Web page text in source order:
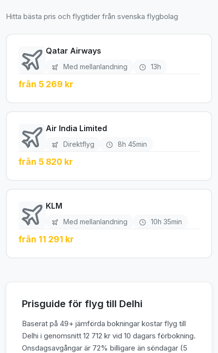
Hitta bästa pris och flygtider från svenska flygbolag
Qatar Airways
Med mellanlandning 13h
från 5 269 kr
Air India Limited
Direktflyg 8h 45min
från 5 820 kr
KLM
Med mellanlandning 10h 35min
från 11 291 kr
Prisguide för flyg till Delhi
Baserat på 49+ jämförda bokningar kostar flyg till
Delhi i genomsnitt 12 712 kr vid 10 dagars förbokning.
Onsdagsavgångar är 72% billigare än söndagar (5